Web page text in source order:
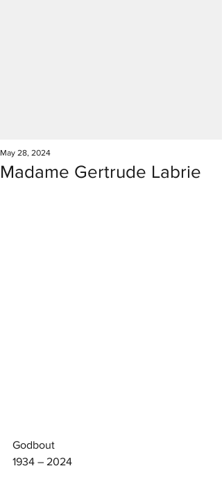
Madame Gertrude Labrie
May 28, 2024
Godbout
1934 – 2024